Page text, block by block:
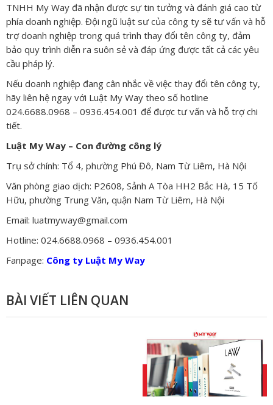
TNHH My Way đã nhận được sự tin tưởng và đánh giá cao từ
phía doanh nghiệp. Đội ngũ luật sư của công ty sẽ tư vấn và hỗ
trợ doanh nghiệp trong quá trình thay đổi tên công ty, đảm
bảo quy trình diễn ra suôn sẻ và đáp ứng được tất cả các yêu
cầu pháp lý.
Nếu doanh nghiệp đang cân nhắc về việc thay đổi tên công ty,
hãy liên hệ ngay với Luật My Way theo số hotline
024.6688.0968 – 0936.454.001 để được tư vấn và hỗ trợ chi
tiết.
Luật My Way – Con đường công lý
Trụ sở chính: Tổ 4, phường Phú Đô, Nam Từ Liêm, Hà Nội
Văn phòng giao dịch: P2608, Sảnh A Tòa HH2 Bắc Hà, 15 Tố
Hữu, phường Trung Văn, quận Nam Từ Liêm, Hà Nội
Email: luatmyway@gmail.com
Hotline: 024.6688.0968 – 0936.454.001
Fanpage: Công ty Luật My Way
BÀI VIẾT LIÊN QUAN